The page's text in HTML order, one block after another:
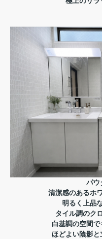
パウ
清潔感のあるホ
明るく上品
タイル調のク
白基調の空間で
ほどよい陰影